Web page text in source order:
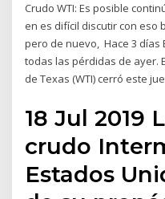
Crudo WTI: Es posible
en es difícil discutir con eso
pero de nuevo, Hace 3 días
todas las pérdidas de ayer.
de Texas (WTI) cerró este
18 Jul 2019
crudo
Estados